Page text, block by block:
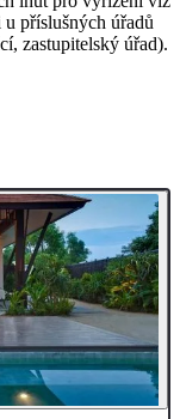
příslušných úřadů
zastupitelský úřad).